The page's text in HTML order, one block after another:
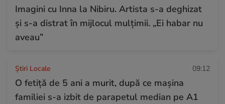
Imagini cu Inna la Nibiru. Artista s-a deghizat
și s-a distrat în mijlocul mulțimii. „Ei habar nu
aveau”
Știri Locale 09:12
O fetiță de 5 ani a murit, după ce mașina
familiei s-a izbit de parapetul median pe A1